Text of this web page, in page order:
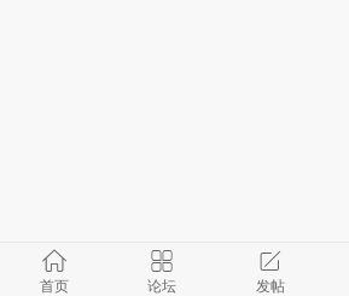
首页 论坛 发帖